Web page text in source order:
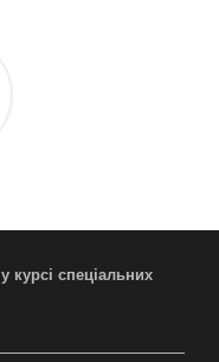
курсі спеціальних